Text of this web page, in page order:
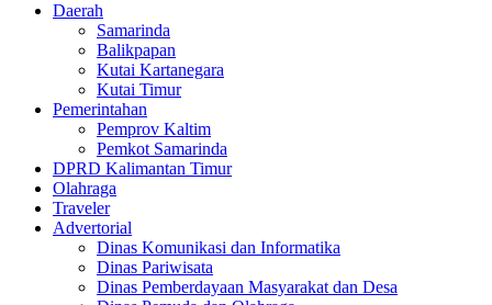
Daerah
Samarinda
Balikpapan
Kutai Kartanegara
Kutai Timur
Pemerintahan
Pemprov Kaltim
Pemkot Samarinda
DPRD Kalimantan Timur
Olahraga
Traveler
Advertorial
Dinas Komunikasi dan Informatika
Dinas Pariwisata
Dinas Pemberdayaan Masyarakat dan Desa